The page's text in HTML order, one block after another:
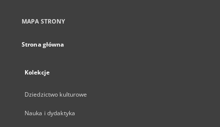
MAPA STRONY
Strona główna
Kolekcje
Dziedzictwo kulturowe
Nauka i dydaktyka